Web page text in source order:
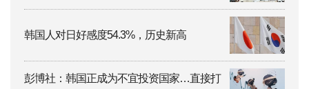
韩国人对日好感度54.3%，历史新高
彭博社：韩国正成为不宜投资国家…直接打